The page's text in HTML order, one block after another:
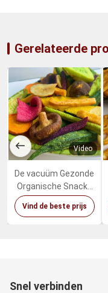
Gerelateerde
Video
De vacuüm Gezonde
Organische Snacks
van Fried Dried
Fruits Vegetables
Vind de beste prijs
Snel verbinden